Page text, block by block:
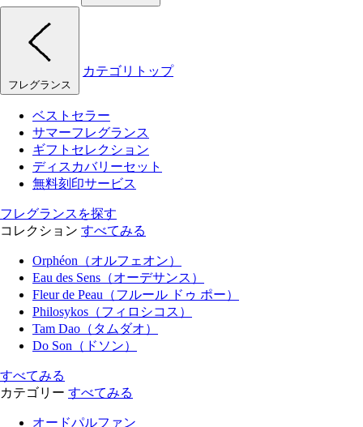
フレグランス
カテゴリトップ
ベストセラー
サマーフレグランス
ギフトセレクション
ディスカバリーセット
無料刻印サービス
フレグランスを探す
コレクション すべてみる
Orphéon（オルフェオン）
Eau des Sens（オーデサンス）
Fleur de Peau（フルール ドゥ ポー）
Philosykos（フィロシコス）
Tam Dao（タムダオ）
Do Son（ドソン）
すべてみる
カテゴリー すべてみる
オードパルファン